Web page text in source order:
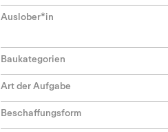
Auslober*in
Baukategorien
Art der Aufgabe
Beschaffungsform